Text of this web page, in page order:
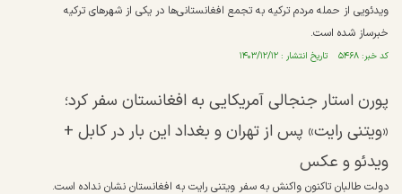
ویدئویی از حمله مردم ترکیه به تجمع افغانستانی‌ها در یکی از شهر‌های ترکیه
خبرساز شده است.
کد خبر: ۵۴۶۸ تاریخ انتشار : ۱۴۰۳/۱۲/۱۲
پورن استار جنجالی آمریکایی به افغانستان سفر کرد؛
«ویتنی رایت» پس از تهران و بغداد این بار در کابل +
ویدئو و عکس
دولت طالبان تاکنون واکنش به سفر ویتنی رایت به افغانستان نشان نداده است.